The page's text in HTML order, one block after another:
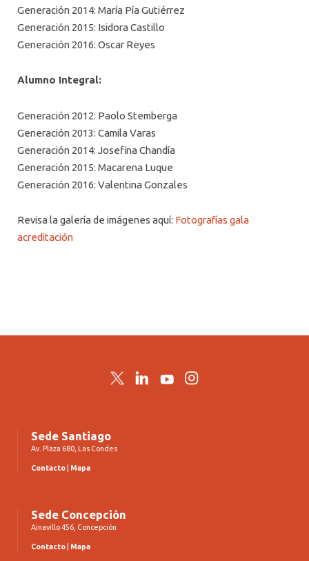
Generación 2014: María Pía Gutiérrez
Generación 2015: Isidora Castillo
Generación 2016: Oscar Reyes
Alumno Integral:
Generación 2012: Paolo Stemberga
Generación 2013: Camila Varas
Generación 2014: Josefina Chandía
Generación 2015: Macarena Luque
Generación 2016: Valentina Gonzales
Revisa la galería de imágenes aquí: Fotografías gala
acreditación
TwitterLinkedInYouTubeInstagram
Sede Santiago
Av. Plaza 680, Las Condes
Contacto Mapa
Sede Concepción
Ainavillo 456, Concepción
Contacto Mapa